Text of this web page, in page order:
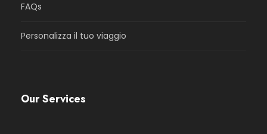
FAQs
Personalizza il tuo viaggio
Our Services